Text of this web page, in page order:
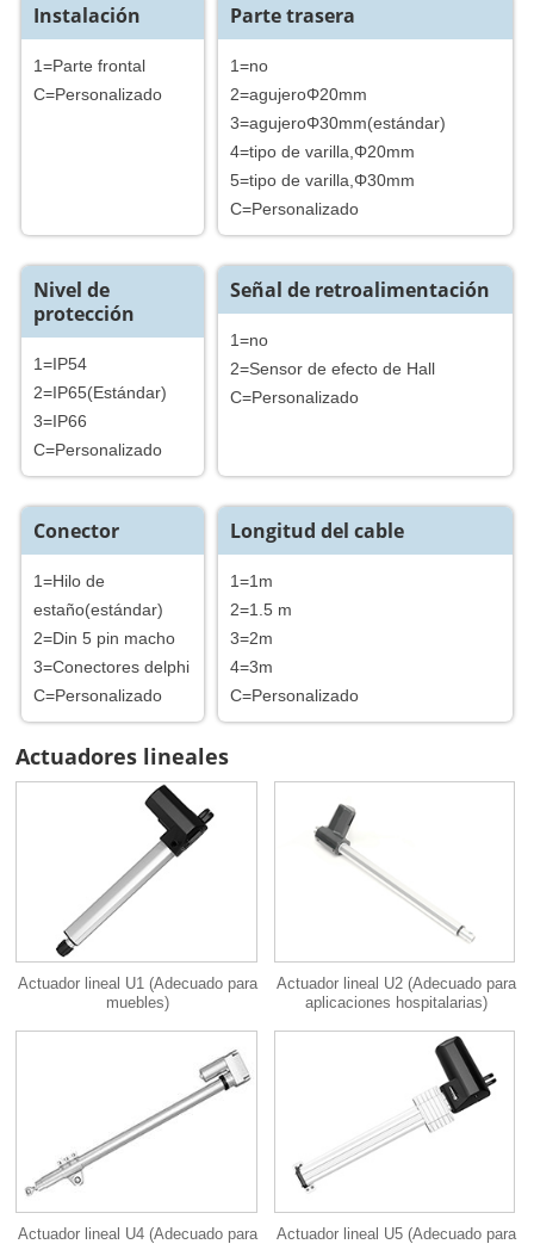
Instalación
1=Parte frontal
C=Personalizado
Parte trasera
1=no
2=agujeroΦ20mm
3=agujeroΦ30mm(estándar)
4=tipo de varilla,Φ20mm
5=tipo de varilla,Φ30mm
C=Personalizado
Nivel de
protección
1=IP54
2=IP65(Estándar)
3=IP66
C=Personalizado
Señal de retroalimentación
1=no
2=Sensor de efecto de Hall
C=Personalizado
Conector
1=Hilo de
estaño(estándar)
2=Din 5 pin macho
3=Conectores delphi
C=Personalizado
Longitud del cable
1=1m
2=1.5 m
3=2m
4=3m
C=Personalizado
Actuadores lineales
Actuador lineal U1 (Adecuado para
muebles)
Actuador lineal U2 (Adecuado para
aplicaciones hospitalarias)
Actuador lineal U4 (Adecuado para
Actuador lineal U5 (Adecuado para